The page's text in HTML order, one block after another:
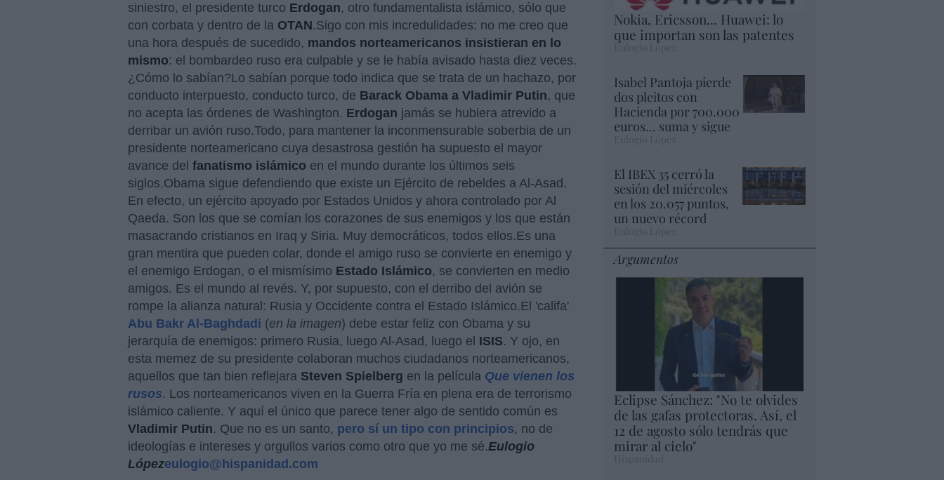
siniestro, el presidente turco Erdogan, otro fundamentalista islámico, sólo que
con corbata y dentro de la OTAN.Sigo con mis incredulidades: no me creo que
una hora después de sucedido, mandos norteamericanos insistieran en lo
mismo: el bombardeo ruso era culpable y se le había avisado hasta diez veces.
¿Cómo lo sabían?Lo sabían porque todo indica que se trata de un hachazo, por
conducto interpuesto, conducto turco, de Barack Obama a Vladimir Putin, que
no acepta las órdenes de Washington. Erdogan jamás se hubiera atrevido a
derribar un avión ruso.Todo, para mantener la inconmensurable soberbia de un
presidente norteamericano cuya desastrosa gestión ha supuesto el mayor
avance del fanatismo islámico en el mundo durante los últimos seis
siglos.Obama sigue defendiendo que existe un Ejército de rebeldes a Al-Asad.
En efecto, un ejército apoyado por Estados Unidos y ahora controlado por Al
Qaeda. Son los que se comían los corazones de sus enemigos y los que están
masacrando cristianos en Iraq y Siria. Muy democráticos, todos ellos.Es una
gran mentira que pueden colar, donde el amigo ruso se convierte en enemigo y
el enemigo Erdogan, o el mismísimo Estado Islámico, se convierten en medio
amigos. Es el mundo al revés. Y, por supuesto, con el derribo del avión se
rompe la alianza natural: Rusia y Occidente contra el Estado Islámico.El 'califa'
Abu Bakr Al-Baghdadi (en la imagen) debe estar feliz con Obama y su
jerarquía de enemigos: primero Rusia, luego Al-Asad, luego el ISIS. Y ojo, en
esta memez de su presidente colaboran muchos ciudadanos norteamericanos,
aquellos que tan bien reflejara Steven Spielberg en la película Que vienen los
rusos. Los norteamericanos viven en la Guerra Fría en plena era de terrorismo
islámico caliente. Y aquí el único que parece tener algo de sentido común es
Vladimir Putin. Que no es un santo, pero sí un tipo con principios, no de
ideologías e intereses y orgullos varios como otro que yo me sé.Eulogio
Lópezeulogio@hispanidad.com
Nokia, Ericsson... Huawei: lo
que importan son las patentes
Eulogio López
Isabel Pantoja pierde
dos pleitos con
Hacienda por 700.000
euros... suma y sigue
El IBEX 35 cerró la
sesión del miércoles
en los 20.057 puntos,
un nuevo récord
Argumentos
Eclipse Sánchez: "No te olvides
de las gafas protectoras. Así, el
12 de agosto sólo tendrás que
mirar al cielo"